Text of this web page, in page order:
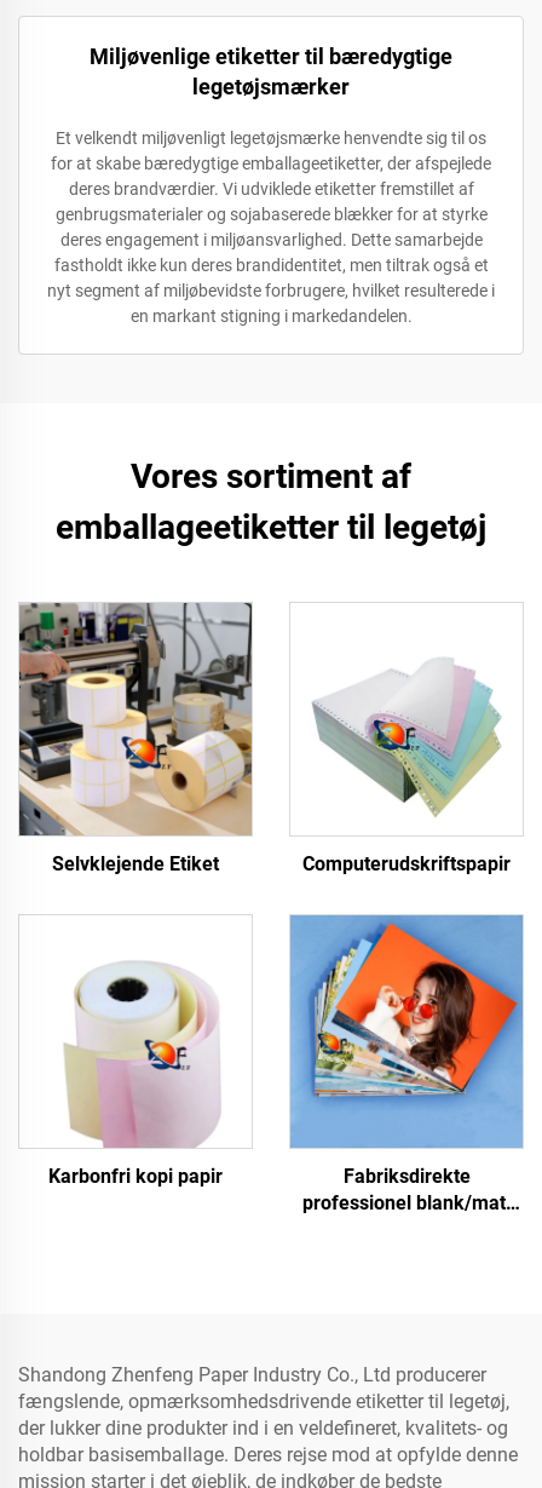
Miljøvenlige etiketter til bæredygtige
legetøjsmærker
Et velkendt miljøvenligt legetøjsmærke henvendte sig til os
for at skabe bæredygtige emballageetiketter, der afspejlede
deres brandværdier. Vi udviklede etiketter fremstillet af
genbrugsmaterialer og sojabaserede blækker for at styrke
deres engagement i miljøansvarlighed. Dette samarbejde
fastholdt ikke kun deres brandidentitet, men tiltrak også et
nyt segment af miljøbevidste forbrugere, hvilket resulterede i
en markant stigning i markedandelen.
Vores sortiment af
emballageetiketter til legetøj
Selvklejende Etiket Computerudskriftspapir
Karbonfri kopi papir
Fabriksdirekte
professionel blank/matt
Shandong Zhenfeng Paper Industry Co., Ltd producerer
fængslende, opmærksomhedsdrivende etiketter til legetøj,
der lukker dine produkter ind i en veldefineret, kvalitets- og
holdbar basisemballage. Deres rejse mod at opfylde denne
mission starter i det øjeblik, de indkøber de bedste